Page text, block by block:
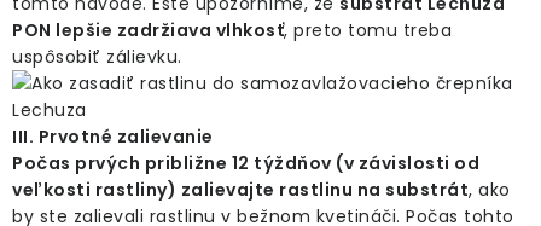
PON lepšie zadržiava vlhkosť, preto tomu treba
uspôsobiť zálievku.
III. Prvotné zalievanie
Počas prvých približne 12 týždňov (v závislosti od
veľkosti rastliny) zalievajte rastlinu na substrát, ako
by ste zalievali rastlinu v bežnom kvetináči. Počas tohto